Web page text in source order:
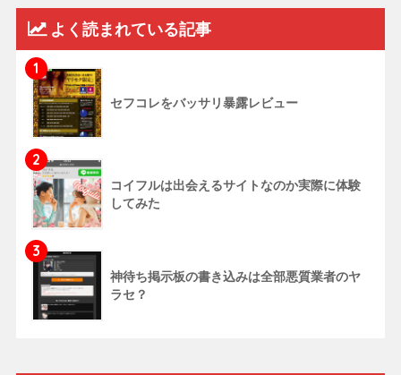
よく読まれている記事
1
セフコレをバッサリ暴露レビュー
2
コイフルは出会えるサイトなのか実際に体験
してみた
3
神待ち掲示板の書き込みは全部悪質業者のヤ
ラセ？